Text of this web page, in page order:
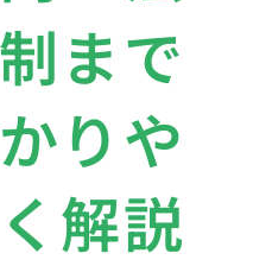
まで
りや
解説